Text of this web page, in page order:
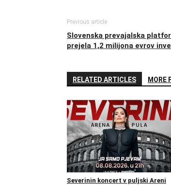
Previous article
Slovenska prevajalska
prejela 1,2 milijona evrov
RELATED ARTICLES MORE
Severinin koncert v puljski Areni